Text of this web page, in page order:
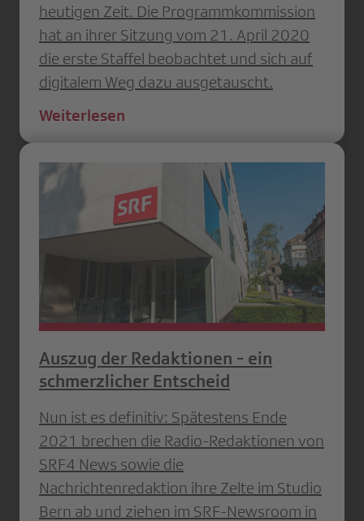
heutigen Zeit. Die Programmkommission
hat an ihrer Sitzung vom 21. April 2020
die erste Staffel beobachtet und sich auf
digitalem Weg dazu ausgetauscht.
Weiterlesen
Auszug der Redaktionen - ein
schmerzlicher Entscheid
Nun ist es definitiv: Spätestens Ende
2021 brechen die Radio-Redaktionen von
SRF4 News sowie die
Nachrichtenredaktion ihre Zelte im Studio
Bern ab und ziehen im SRF-Newsroom in